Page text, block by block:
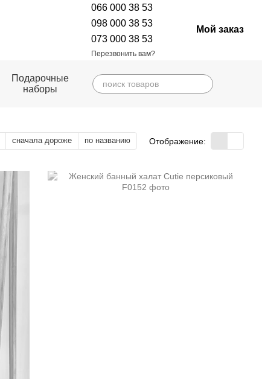
066 000 38 53
098 000 38 53
073 000 38 53
Перезвонить вам?
Мой заказ
Подарочные
наборы
сначала дороже по названию Отображение: